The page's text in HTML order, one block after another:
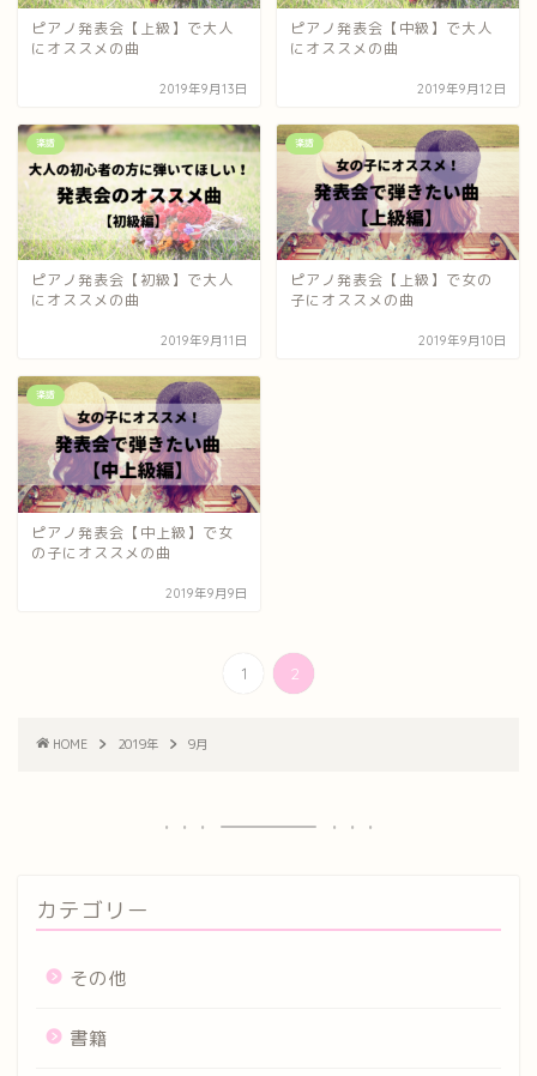
ピアノ発表会【上級】で大人
にオススメの曲
2019年9月13日
ピアノ発表会【中級】で大人
にオススメの曲
2019年9月12日
楽譜
ピアノ発表会【初級】で大人
にオススメの曲
2019年9月11日
楽譜
ピアノ発表会【上級】で女の
子にオススメの曲
2019年9月10日
楽譜
ピアノ発表会【中上級】で女
の子にオススメの曲
2019年9月9日
1 2
HOME 2019年 9月
カテゴリー
その他
書籍